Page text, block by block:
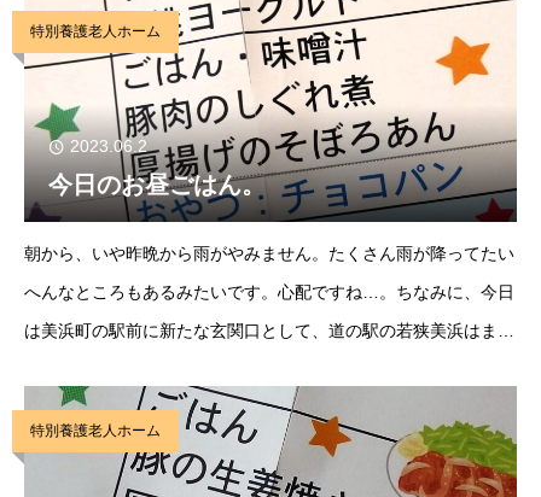
特別養護老人ホーム
2023.06.2
今日のお昼ごはん。
朝から、いや昨晩から雨がやみません。たくさん雨が降ってたい
へんなところもあるみたいです。心配ですね…。ちなみに、今日
は美浜町の駅前に新たな玄関口として、道の駅の若狭美浜はまび
ようと思っていたのですが…。そんな楽しみと言え
特別養護老人ホーム